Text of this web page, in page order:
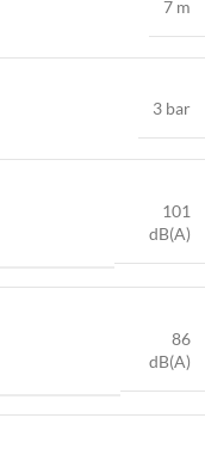
7 m
3 bar
101
dB(A)
86
dB(A)